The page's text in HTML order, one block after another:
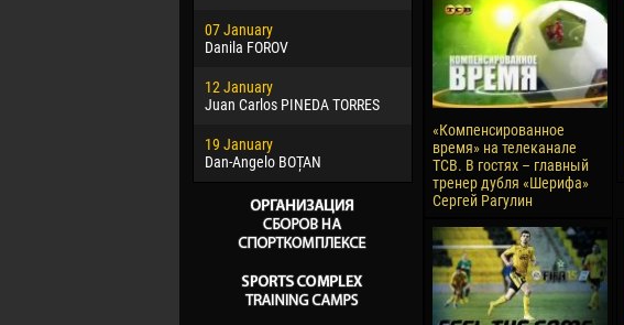
07 January
Danila FOROV
12 January
Juan Carlos PINEDA TORRES
19 January
Dan-Angelo BOȚAN
22 March
Samba KONÉ
26 March
Vitor Hugo Morais de OLIVEIRA
28 March
Raí LOPES DE OLIVEIRA
«Компенсированное
время» на телеканале
ТСВ. В гостях – главный
тренер дубля «Шерифа»
Сергей Рагулин